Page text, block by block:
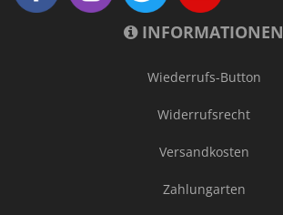
INFORMATIONEN
Wiederrufs-Button
Widerrufsrecht
Versandkosten
Zahlungarten